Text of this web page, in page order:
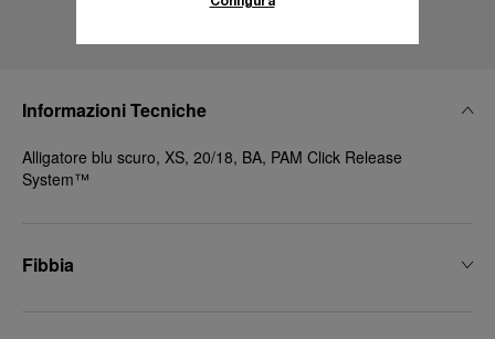
Informazioni Tecniche
Alligatore blu scuro, XS, 20/18, BA, PAM Click Release
System™
Fibbia